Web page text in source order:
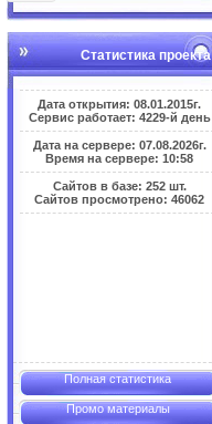
Статистика проекта
Дата открытия: 08.01.2015г.
Сервис работает: 4229-й день
Дата на сервере: 07.08.2026г.
Время на сервере: 10:58
Сайтов в базе: 252 шт.
Сайтов просмотрено: 46062
Полная статистика
Промо материалы